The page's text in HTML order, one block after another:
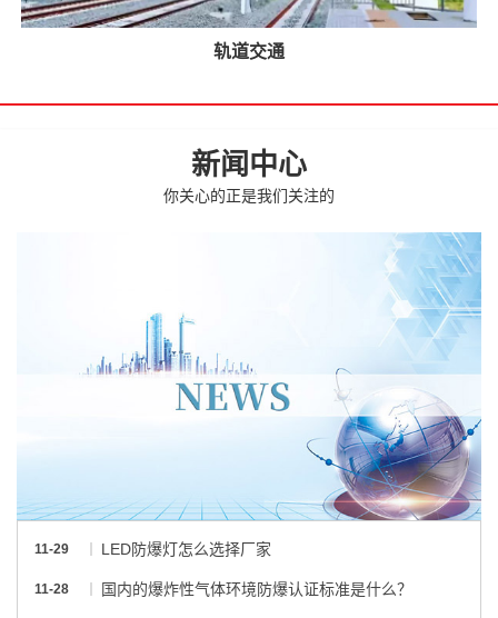
轨道交通
新闻中心
你关心的正是我们关注的
11-29 LED防爆灯怎么选择厂家
11-28 国内的爆炸性气体环境防爆认证标准是什么？